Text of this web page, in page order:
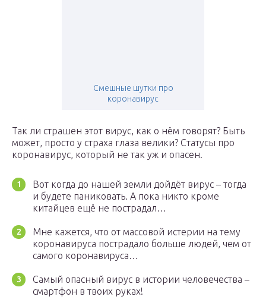
Смешные шутки про
коронавирус
Так ли страшен этот вирус, как о нём говорят? Быть
может, просто у страха глаза велики? Статусы про
коронавирус, который не так уж и опасен.
Вот когда до нашей земли дойдёт вирус – тогда
и будете паниковать. А пока никто кроме
китайцев ещё не пострадал…
Мне кажется, что от массовой истерии на тему
коронавируса пострадало больше людей, чем от
самого коронавируса…
Самый опасный вирус в истории человечества –
смартфон в твоих руках!